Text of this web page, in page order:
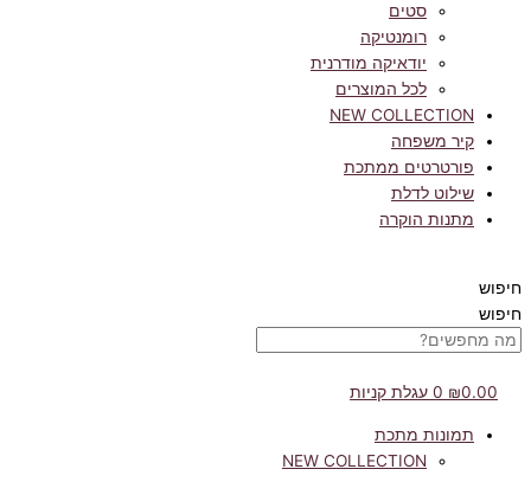
סטים
רומנטיקה
יודאיקה מודרנית
לכל המוצרים
NEW COLLECTION
קיר משפחה
פורטרטים ממתכת
שילוט לדלת
מתנות הוקרה
חיפוש
חיפוש
₪0.00
0 עגלת קניות
תמונות מתכת
NEW COLLECTION